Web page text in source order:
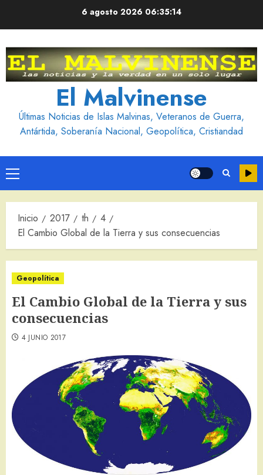
6 agosto 2026 06:35:15
El Malvinense
Últimas Noticias de Islas Malvinas, Veteranos de Guerra,
Antártida, Soberanía Nacional, Geopolítica, Cristiandad
Menú
principal
Inicio 2017 th
4
El Cambio Global de la Tierra y sus consecuencias
Geopolítica
El Cambio Global de la Tierra y sus
consecuencias
4 JUNIO 2017